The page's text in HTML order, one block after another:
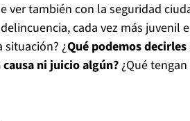
ver también con la seguridad
cada vez más juvenil
situación? ¿Qué podemos
ni juicio algún?¿Qué tengan